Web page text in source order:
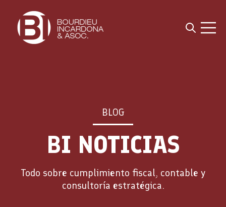
Open
BLOG
BI NOTICIAS
Todo sobre cumplimiento fiscal, contable y
consultoría estratégica.